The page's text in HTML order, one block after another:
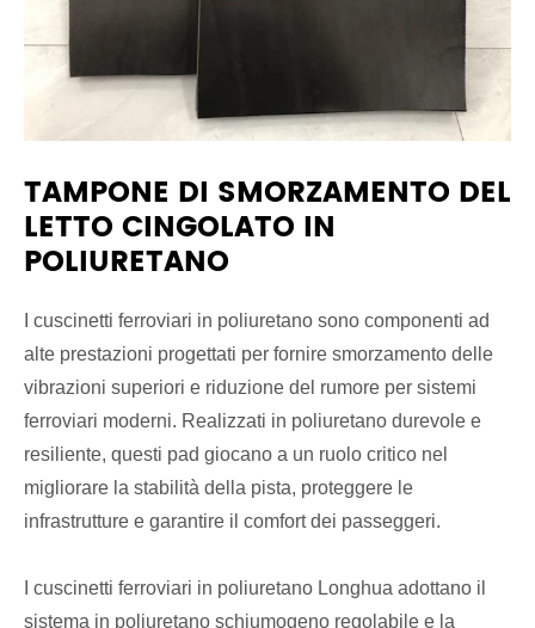
TAMPONE DI SMORZAMENTO DEL
LETTO CINGOLATO IN
POLIURETANO
I cuscinetti ferroviari in poliuretano sono componenti ad
alte prestazioni progettati per fornire smorzamento delle
vibrazioni superiori e riduzione del rumore per sistemi
ferroviari moderni. Realizzati in poliuretano durevole e
resiliente, questi pad giocano a un ruolo critico nel
migliorare la stabilità della pista, proteggere le
infrastrutture e garantire il comfort dei passeggeri.
I cuscinetti ferroviari in poliuretano Longhua adottano il
sistema in poliuretano schiumogeno regolabile e la